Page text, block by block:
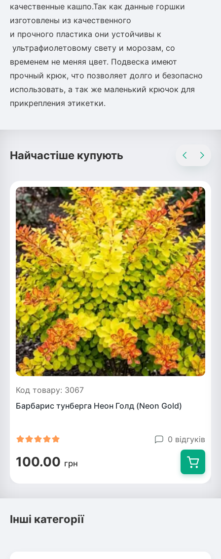
качественные кашпо.Так как данные горшки
изготовлены из качественного
и прочного пластика они устойчивы к
ультрафиолетовому свету и морозам, со
временем не меняя цвет. Подвеска имеют
прочный крюк, что позволяет долго и безопасно
использовать, а так же маленький крючок для
прикрепления этикетки.
Найчастіше купують
Код товару: 3067
Барбарис тунберга Неон Голд (Neon Gold)
0 відгуків
100.00 грн
Інші категорії